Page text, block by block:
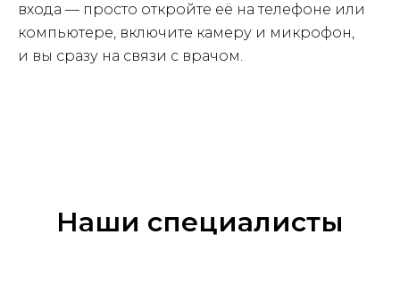
входа — просто откройте её на телефоне или
компьютере, включите камеру и микрофон,
и вы сразу на связи с врачом.
Наши специалисты